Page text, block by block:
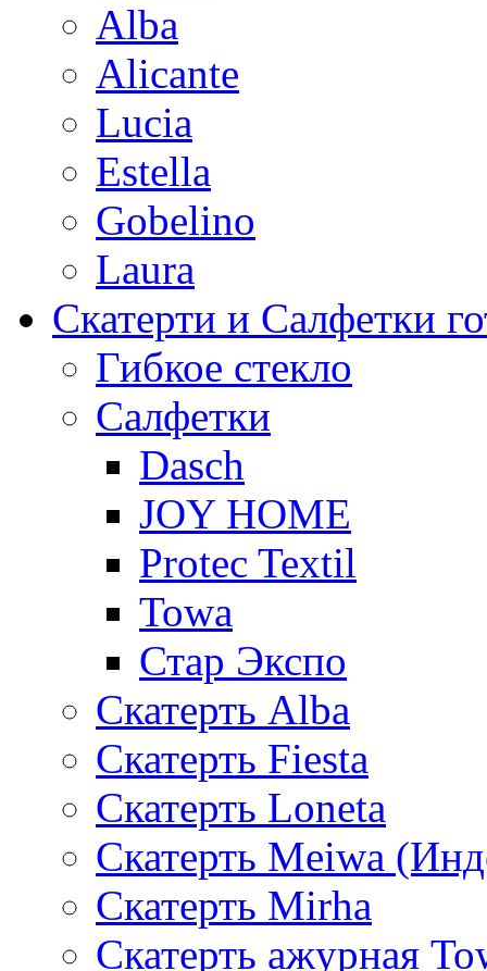
Alba
Alicante
Lucia
Estella
Gobelino
Laura
Скатерти и Салфетки
Гибкое стекло
Салфетки
Dasch
JOY HOME
Protec Textil
Towa
Стар Экспо
Скатерть Alba
Скатерть Fiesta
Скатерть Loneta
Скатерть Meiwa
Скатерть Mirha
Скатерть ажурная